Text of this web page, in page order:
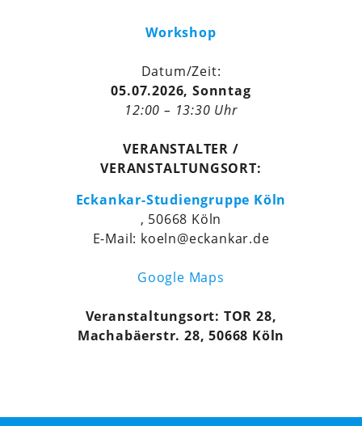
Workshop
Datum/Zeit:
05.07.2026, Sonntag
12:00 – 13:30 Uhr
VERANSTALTER /
VERANSTALTUNGSORT:
Eckankar-Studiengruppe Köln
, 50668 Köln
E-Mail: koeln@eckankar.de
Google Maps
Veranstaltungsort: TOR 28,
Machabäerstr. 28, 50668 Köln